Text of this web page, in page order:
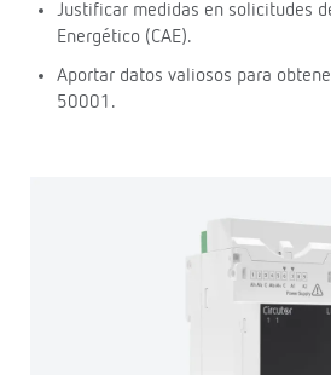
Justificar medidas en solicitudes
Energético (CAE).
Aportar datos valiosos para
50001.